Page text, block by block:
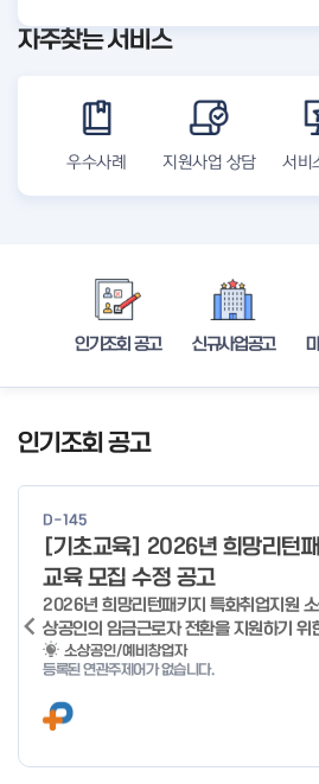
4
자주찾는 서비스
우수사례 지원사업 상담 서비
인기조회 공고 신규사업공고
인기조회 공고
D-145
[기초교육] 2026년 희망리턴
교육 모집 수정 공고
2026년 희망리턴패키지 특화취업지원
상공인의 임금근로자 전환을 지원하기 위
지 특화취업지원」 사업을 다음과 같이
익일인 6.3(수) 선거로 인해 서류검토가
모집을 진행하지 않음을 안내드립니다
희망리턴패키지 특화취업지원 □ 지원대
경우 매주 일, 월, 화, 수, 목 신청·접수
소상공인/예비창업자
등록된 연관주제어가 없습니다.